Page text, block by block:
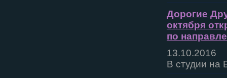
Дорогие
октября
по
13.10.2016
В студии на